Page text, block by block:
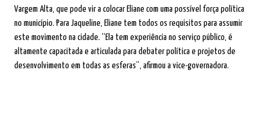
Vargem Alta, que pode vir a colocar Eliane com uma possível força política
no município. Para Jaqueline, Eliane tem todos os requisitos para assumir
este movimento na cidade. “Ela tem experiência no serviço público, é
altamente capacitada e articulada para debater política e projetos de
desenvolvimento em todas as esferas”, afirmou a vice-governadora.